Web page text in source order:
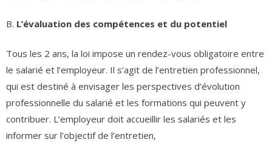
B. L’évaluation des compétences et du potentiel
Tous les 2 ans, la loi impose un rendez-vous obligatoire entre
le salarié et l’employeur. Il s’agit de l’entretien professionnel,
qui est destiné à envisager les perspectives d’évolution
professionnelle du salarié et les formations qui peuvent y
contribuer. L’employeur doit accueillir les salariés et les
informer sur l’objectif de l’entretien,